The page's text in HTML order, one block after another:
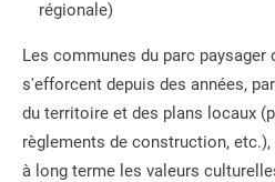
régionale)
Les communes du parc paysager
s'efforcent depuis des années,
du territoire et des plans locaux
règlements de construction,
à long terme les valeurs